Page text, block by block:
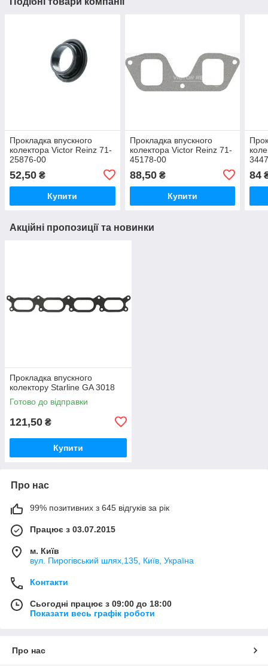
Прокладка впускного
колектора Victor Reinz 71-
25876-00
52,50 ₴
Купити
Прокладка впускного
колектора Victor Reinz 71-
45178-00
88,50₴
Купити
84
Акційні пропозиції та новинки
Прокладка впускного
колектору Starline GA 3018
Готово до відправки
121,50 ₴
Купити
Про нас
99% позитивних з 645 відгуків за рік
Працює з 03.07.2015
м. Київ
вул. Пирогівський шлях,135, Київ, Україна
Контакти
Сьогодні працює з 09:00 до 18:00
Показати весь графік роботи
Про нас